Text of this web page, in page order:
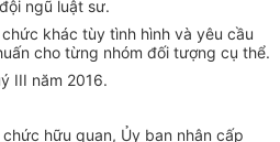
ngũ luật sư.
khác tùy tình hình và yêu cầu
cho từng nhóm đối tượng cụ thể.
III năm 2016.
hữu quan, Ủy ban nhân cấp